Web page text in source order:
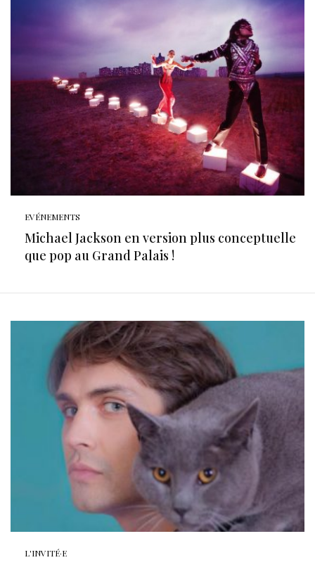
EVÉNEMENTS
Michael Jackson en version plus conceptuelle
que pop au Grand Palais !
L'INVITÉ·E